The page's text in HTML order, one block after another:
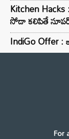
Kitchen
సోడా కలిపితే
IndiGo Offer :
For